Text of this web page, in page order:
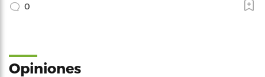
0
Opiniones